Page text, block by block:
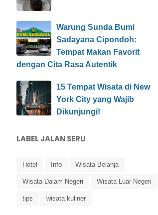
Warung Sunda Bumi
Sadayana Cipondoh:
Tempat Makan Favorit
dengan Cita Rasa Autentik
15 Tempat Wisata di New
York City yang Wajib
Dikunjungi!
LABEL JALAN SERU
Hotel Info Wisata Belanja
Wisata Dalam Negeri Wisata Luar Negeri
tips wisata kuliner